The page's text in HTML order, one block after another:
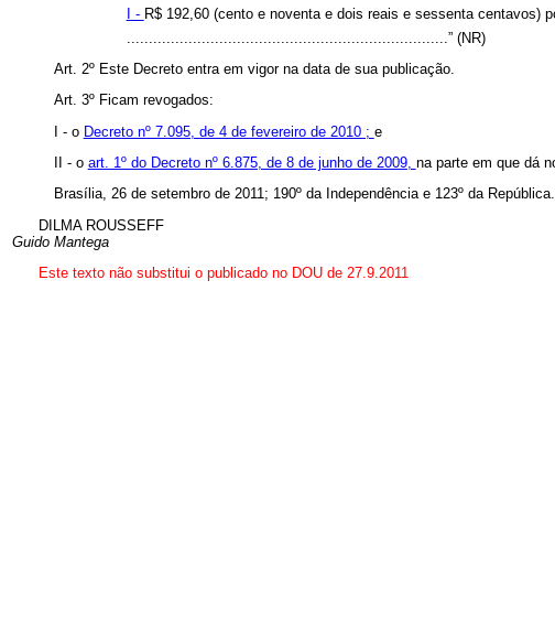
I - R$ 192,60 (cento e noventa e dois reais e sessenta centavos)
.........................................................................” (NR)
Art. 2º Este Decreto entra em vigor na data de sua publicação.
Art. 3º Ficam revogados:
I - o Decreto nº 7.095, de 4 de fevereiro de 2010 ; e
II - o art. 1º do Decreto nº 6.875, de 8 de junho de 2009, na parte em que dá
Brasília, 26 de setembro de 2011; 190º da Independência e 123º da República.
DILMA ROUSSEFF
Guido Mantega
Este texto não substitui o publicado no DOU de 27.9.2011